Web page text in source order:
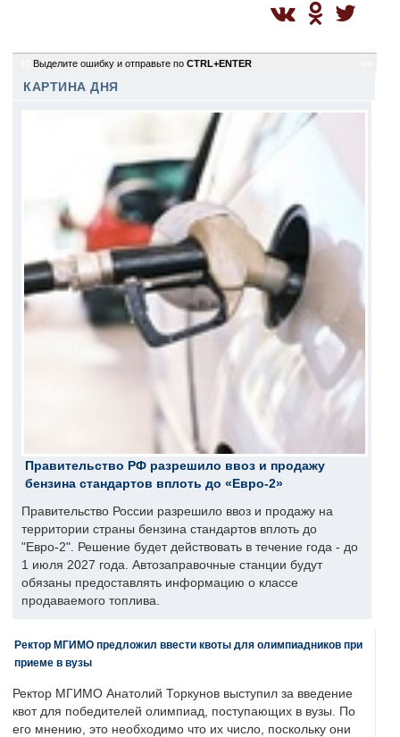
Выделите ошибку и отправьте по CTRL+ENTER
КАРТИНА ДНЯ
Правительство РФ разрешило ввоз и продажу
бензина стандартов вплоть до «Евро-2»
Правительство России разрешило ввоз и продажу на
территории страны бензина стандартов вплоть до
"Евро-2". Решение будет действовать в течение года - до
1 июля 2027 года. Автозаправочные станции будут
обязаны предоставлять информацию о классе
продаваемого топлива.
Ректор МГИМО предложил ввести квоты для олимпиадников при
приеме в вузы
Ректор МГИМО Анатолий Торкунов выступил за введение
квот для победителей олимпиад, поступающих в вузы. По
его мнению, это необходимо что их число, поскольку они